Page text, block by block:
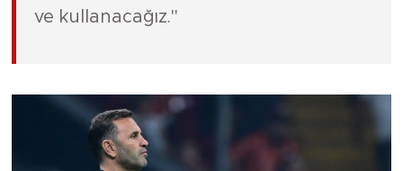
ve kullanacağız."